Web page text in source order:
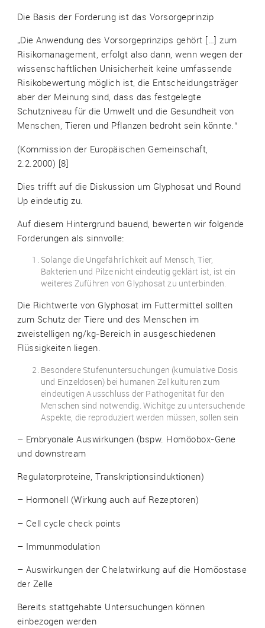
Die Basis der Forderung ist das Vorsorgeprinzip
„Die Anwendung des Vorsorgeprinzips gehört […] zum
Risikomanagement, erfolgt also dann, wenn wegen der
wissenschaftlichen Unisicherheit keine umfassende
Risikobewertung möglich ist, die Entscheidungsträger
aber der Meinung sind, dass das festgelegte
Schutzniveau für die Umwelt und die Gesundheit von
Menschen, Tieren und Pflanzen bedroht sein könnte.“
(Kommission der Europäischen Gemeinschaft,
2.2.2000) [8]
Dies trifft auf die Diskussion um Glyphosat und Round
Up eindeutig zu.
Auf diesem Hintergrund bauend, bewerten wir folgende
Forderungen als sinnvolle:
Solange die Ungefährlichkeit auf Mensch, Tier,
Bakterien und Pilze nicht eindeutig geklärt ist, ist ein
weiteres Zuführen von Glyphosat zu unterbinden.
Die Richtwerte von Glyphosat im Futtermittel sollten
zum Schutz der Tiere und des Menschen im
zweistelligen ng/kg-Bereich in ausgeschiedenen
Flüssigkeiten liegen.
Besondere Stufenuntersuchungen (kumulative Dosis
und Einzeldosen) bei humanen Zellkulturen zum
eindeutigen Ausschluss der Pathogenität für den
Menschen sind notwendig. Wichitge zu untersuchende
Aspekte, die reproduziert werden müssen, sollen sein
– Embryonale Auswirkungen (bspw. Homöobox-Gene
und downstream
Regulatorproteine, Transkriptionsinduktionen)
– Hormonell (Wirkung auch auf Rezeptoren)
– Cell cycle check points
– Immunmodulation
– Auswirkungen der Chelatwirkung auf die Homöostase
der Zelle
Bereits stattgehabte Untersuchungen können
einbezogen werden